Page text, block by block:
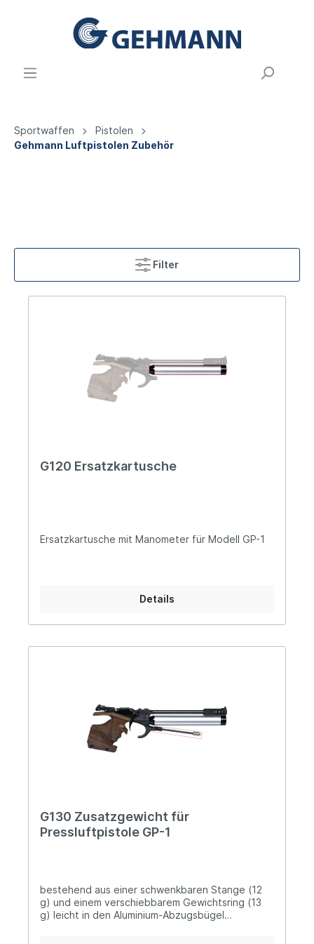
Sportwaffen
Pistolen
Gehmann Luftpistolen Zubehör
Filter
G120 Ersatzkartusche
Ersatzkartusche mit Manometer für Modell GP-1
Details
G130 Zusatzgewicht für
Pressluftpistole GP-1
bestehend aus einer schwenkbaren Stange (12
g) und einem verschiebbarem Gewichtsring (13
g) leicht in den Aluminium-Abzugsbügel